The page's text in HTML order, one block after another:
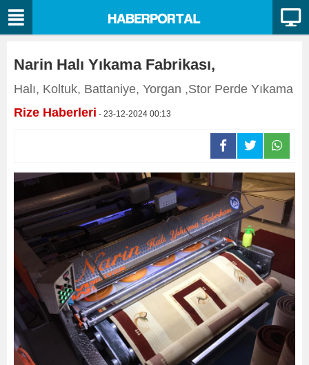
Narin Halı Yıkama Fabrikası,
Halı, Koltuk, Battaniye, Yorgan ,Stor Perde Yıkama
Rize Haberleri - 23-12-2024 00:13